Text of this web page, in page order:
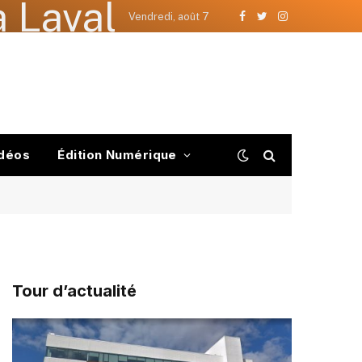
Laval Vendredi, août 7
Facebook
TwitterInstagram
Édition Numérique
Tour d’actualité